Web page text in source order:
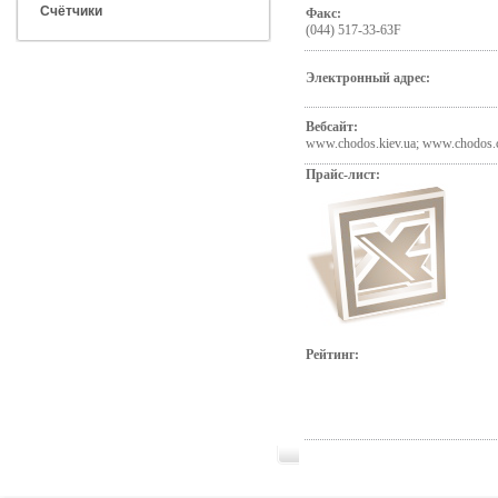
Счётчики
Факс:
(044) 517-33-63F
Электронный адрес:
Вебсайт:
www.chodos.kiev.ua;
Прайс-лист:
Рейтинг: